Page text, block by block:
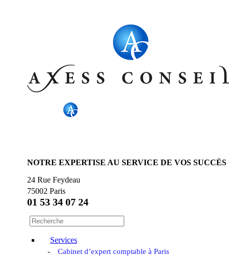
NOTRE EXPERTISE AU SERVICE DE VOS SUCCÈS
24 Rue Feydeau
75002 Paris
01 53 34 07 24
Services
Cabinet d’expert comptable à Paris